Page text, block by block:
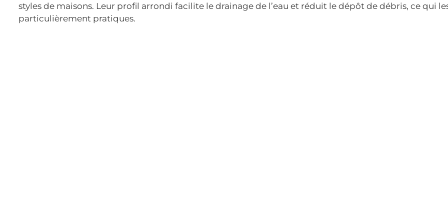
styles de maisons. Leur profil arrondi facilite le drainage de l’eau et réduit le dépôt de débris, ce qui
particulièrement pratiques.